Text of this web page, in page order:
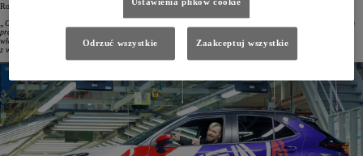
Rodolphe Delaunay, prezes Toyota Manufacturing France, mówiąc o dokonaniach zakładu, podkreślił:
„Osiągnęliśmy tak znakomity wynik produkcji w niespełna 24 lata. To zasługa ciężkiej pracy i pasji naszych
pracowników, ale także współpracy z naszymi partnerami, dostawcami oraz przedstawicielami francuskich
władz lokalnych i centralnych. Chcemy spełniać oczekiwania europejskich klientów, oferując im słynące
z wysokiej jakości samochody Toyoty”.
Ustawienia plików cookie
Odrzuć wszystkie Zaakceptuj wszystkie